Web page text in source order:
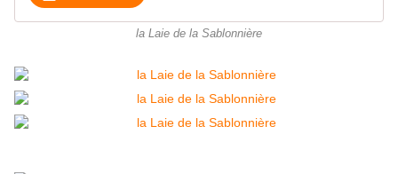
la Laie de la Sablonnière